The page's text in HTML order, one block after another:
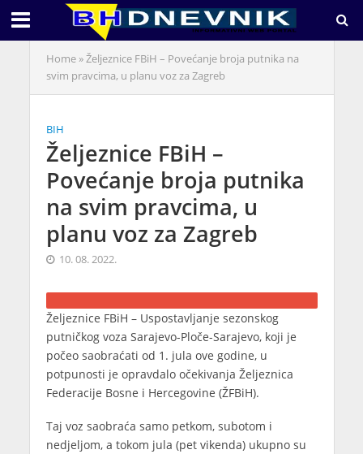
Home»Željeznice FBiH – Povećanje broja putnika na
svim pravcima, u planu voz za Zagreb
BIH
Željeznice FBiH –
Povećanje broja putnika
na svim pravcima, u
planu voz za Zagreb
10. 08. 2022.
Željeznice FBiH – Uspostavljanje sezonskog
putničkog voza Sarajevo-Ploče-Sarajevo, koji je
počeo saobraćati od 1. jula ove godine, u
potpunosti je opravdalo očekivanja Željeznica
Federacije Bosne i Hercegovine (ŽFBiH).
Taj voz saobraća samo petkom, subotom i
nedjeljom, a tokom jula (pet vikenda) ukupno su